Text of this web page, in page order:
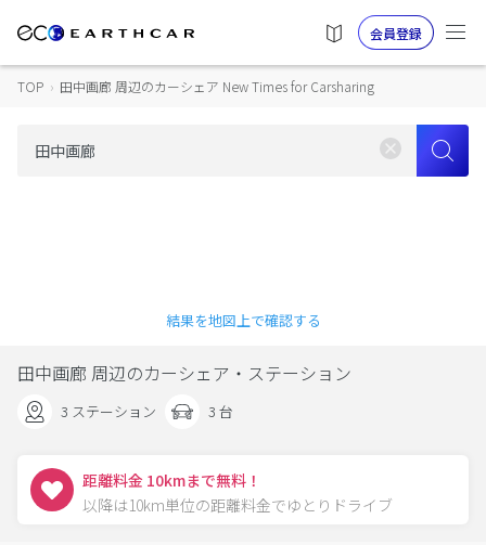
会員登録
TOP › 田中画廊 周辺のカーシェア New Times for Carsharing
結果を地図上で確認する
田中画廊 周辺のカーシェア・ステーション
3 ステーション 3 台
距離料金 10kmまで無料！
以降は10km単位の距離料金でゆとりドライブ